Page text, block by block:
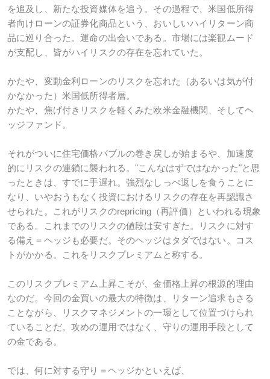
を追及し、新たな投資媒体を追う。その過程で、米国低所得
者向けローンの証券化商品という、おいしいハイリターン商
品に巡り合った。運命の出会いである。市場には楽観ムード
が支配し、皆がハイリスクの存在を忘れていた。
かたや、変動金利ローンのリスクを忘れた（あるいは気が付
かなかった）米国低所得者層。
かたや、焦げ付きリスクを軽くみた欧米金融機関、そしてヘ
ッジファンド。
それがついに住宅価格バブルの巻き戻しが始まるや、加速度
的にリスクの連鎖に襲われる。"こんなはずではなかった"と思
ったときは、すでに手遅れ。強烈なしっぺ返しを食うことに
なり、いやおうもなく投資におけるリスクの存在を再認識さ
せられた。これがリスクのrepricing（再評価）といわれる現象
である。これまでのリスクの値段は安すぎた。リスクに対す
る備え＝ヘッジも必要だ。そのヘッジはタダではない。コス
トがかかる。これをリスクプレミアムと称する。
このリスクプレミアム上昇こそが、金価格上昇の根源的理由
なのだ。今回の金買いの最大の特徴は、リターン追求もさる
ことながら、リスクマネジメントの一環として位置づけられ
ていることだ。攻めの運用ではなく、守りの運用手段として
の金である。
では、何に対する守り＝ヘッジかといえば、